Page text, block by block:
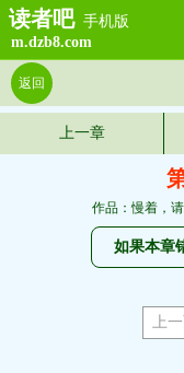
读者吧 手机版
m.dzb8.com
返回
上一章
作品：慢着，
如果本章
上一